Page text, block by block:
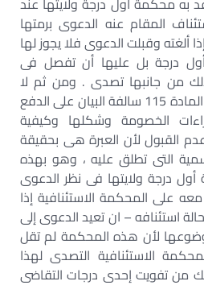
المقام عنه الدعوى برمتها
ألغته وقبلت الدعوى فلا يجوز لها
درجة بل عليها أن تفصل فى
من جانبها تصدى . ومن ثم لا
تنطبق القاعدة الواردة فى المادة 115 سالفة البيان على الدفع
الخصومة وشكلها وكيفية
القبول لأن العبرة هى بحقيقة
التى تطلق عليه ، وهو بهذه
أول درجة ولايتها فى نظر الدعوى
على المحكمة الاستئنافية إذا
استئنافه – ان تعيد الدعوى إلى
لأن هذه المحكمة لم تقل
الاستئنافية التصدى لهذا
من تفويت إحدى درجات التقاضى